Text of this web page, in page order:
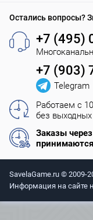
Остались вопросы?
+7 (495)
+7 (903)
Telegram
Работаем с 10
без выходных
Заказы
принимаются
SavelaGame.ru © 2009-
Информация на сайте